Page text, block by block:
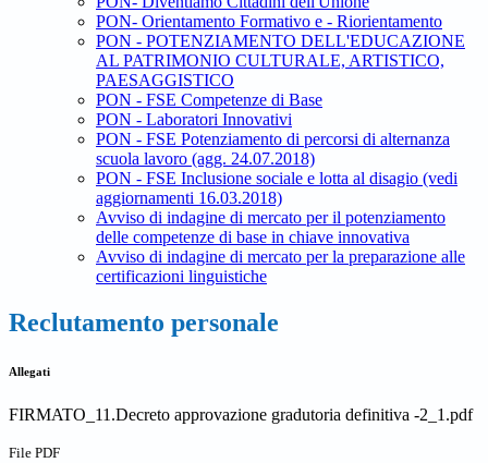
PON- Orientamento Formativo e - Riorientamento
PON - POTENZIAMENTO DELL'EDUCAZIONE
AL PATRIMONIO CULTURALE, ARTISTICO,
PAESAGGISTICO
PON - FSE Competenze di Base
PON - Laboratori Innovativi
PON - FSE Potenziamento di percorsi di alternanza
scuola lavoro (agg. 24.07.2018)
PON - FSE Inclusione sociale e lotta al disagio (vedi
aggiornamenti 16.03.2018)
Avviso di indagine di mercato per il potenziamento
delle competenze di base in chiave innovativa
Avviso di indagine di mercato per la preparazione alle
certificazioni linguistiche
Reclutamento personale
Allegati
FIRMATO_11.Decreto approvazione gradutoria definitiva -2_1.pdf
File PDF